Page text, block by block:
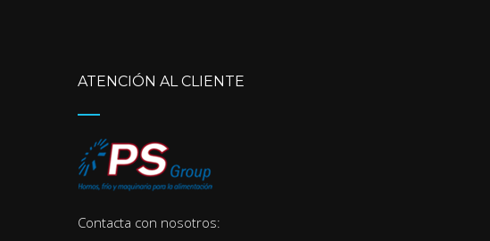
ATENCIÓN AL CLIENTE
Contacta con nosotros: